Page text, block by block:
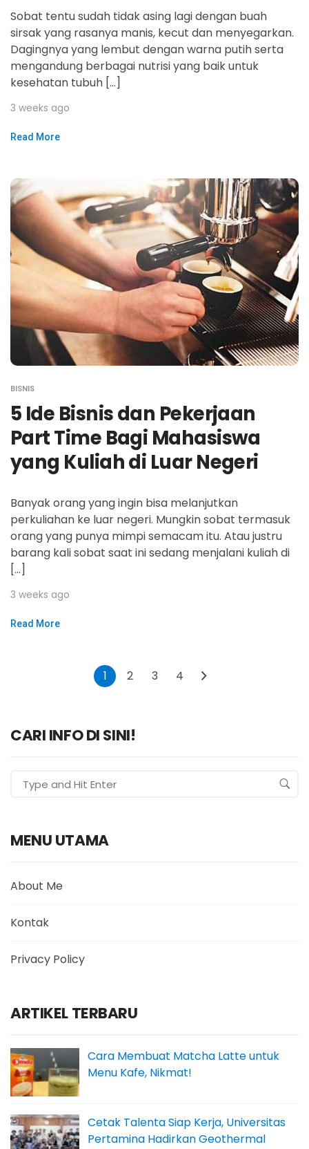
Sobat tentu sudah tidak asing lagi dengan buah
sirsak yang rasanya manis, kecut dan menyegarkan.
Dagingnya yang lembut dengan warna putih serta
mengandung berbagai nutrisi yang baik untuk
kesehatan tubuh […]
3 weeks ago
Read More
BISNIS
5 Ide Bisnis dan Pekerjaan
Part Time Bagi Mahasiswa
yang Kuliah di Luar Negeri
Banyak orang yang ingin bisa melanjutkan
perkuliahan ke luar negeri. Mungkin sobat termasuk
orang yang punya mimpi semacam itu. Atau justru
barang kali sobat saat ini sedang menjalani kuliah di
[…]
3 weeks ago
Read More
1 2 3 4
CARI INFO DI SINI!
MENU UTAMA
About Me
Kontak
Privacy Policy
ARTIKEL TERBARU
Cara Membuat Matcha Latte untuk
Menu Kafe, Nikmat!
Cetak Talenta Siap Kerja, Universitas
Pertamina Hadirkan Geothermal